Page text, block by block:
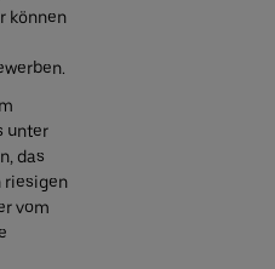
können
unter
das
riesigen
vom